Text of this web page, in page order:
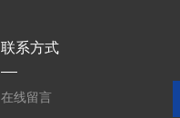
联系方式
在线留言